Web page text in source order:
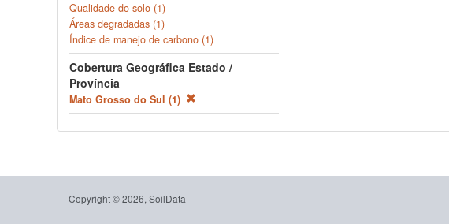
Qualidade do solo (1)
Áreas degradadas (1)
Índice de manejo de carbono (1)
Cobertura Geográfica Estado /
Província
Mato Grosso do Sul (1)
Copyright © 2026, SoilData